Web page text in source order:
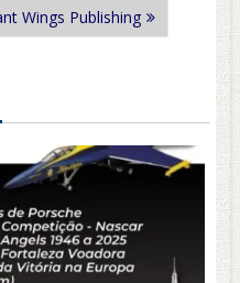
Wings Publishing